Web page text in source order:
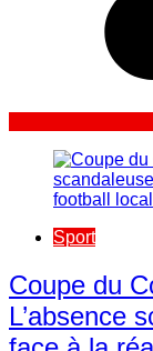
Sport
​Coupe du
L’absence